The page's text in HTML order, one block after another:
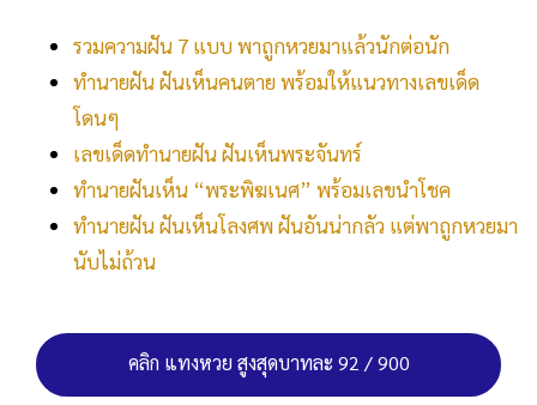
รวมความฝัน 7 แบบ พาถูกหวยมาแล้วนักต่อนัก
ทำนายฝัน ฝันเห็นคนตาย พร้อมให้แนวทางเลขเด็ด
โดนๆ
เลขเด็ดทำนายฝัน ฝันเห็นพระจันทร์
ทำนายฝันเห็น “พระพิฆเนศ” พร้อมเลขนำโชค
ทำนายฝัน ฝันเห็นโลงศพ ฝันอันน่ากลัว แต่พาถูกหวยมา
นับไม่ถ้วน
คลิก แทงหวย สูงสุดบาทละ 92 / 900